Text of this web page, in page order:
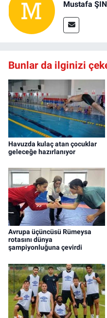
Mustafa
Bunlar da ilginizi
Havuzda kulaç atan çocuklar
geleceğe hazırlanıyor
Avrupa üçüncüsü Rümeysa
rotasını dünya
şampiyonluğuna çevirdi